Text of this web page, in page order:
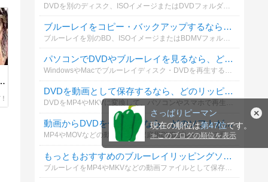
さっぱりピーマン
現在の順位は第47位です。
≫このブログの順位を表示
ブルーレイをコピー・バックアップするなら、どのソフトがおすすめですか？
パソコンでDVDやブルーレイを見るなら、どの再生ソフトがおすすめですか？
WindowsやMacでブルーレイディスク・DVDを再生する際、普段使っているソフトを教えてください。再生の安定性、画質、操作性などを基準に選んでください。
DVDを動画として保存するなら、どのリッピングソフトがおすすめですか？
DVDをMP4やMKVに変換して、パソコンやスマホで再生する場合に使っているソフトを教えてください。無料・有料を問わず投票できます。
動画からDVDを作成するなら、どのソフトが一番おすすめですか？
MP4やMOVなどの動画から、家庭用DVDプレーヤーで再生できるDVDを作成する場合に使っているソフトを教えてください。メニュー作成や字幕追加などの使いやすさも含めて選べます。
もっともおすすめのブルーレイリッピングソフトは何ですか？